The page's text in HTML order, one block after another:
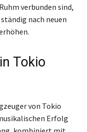
verbunden sind,
nach neuen
Tokio
von Tokio
Erfolg